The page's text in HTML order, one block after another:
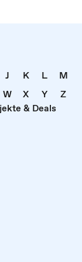
J K L
M
W X Y
Z
& Deals